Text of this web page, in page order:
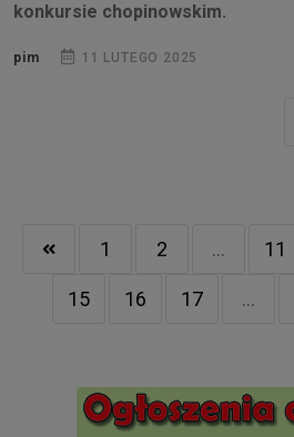
konkursie chopinowskim.
pim 11 LUTEGO 2025
1 2 ... 11
15 16 17 ...